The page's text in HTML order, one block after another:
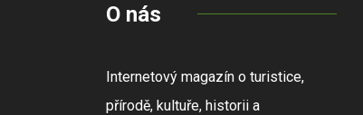
O nás
Internetový magazín o turistice,
přírodě, kultuře, historii a